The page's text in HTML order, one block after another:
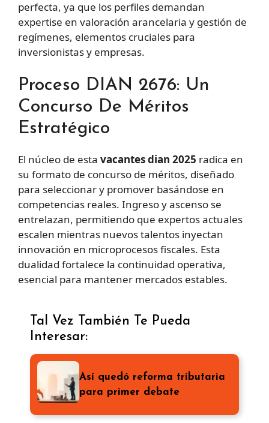
perfecta, ya que los perfiles demandan
expertise en valoración arancelaria y gestión de
regímenes, elementos cruciales para
inversionistas y empresas.
Proceso DIAN 2676: Un
Concurso De Méritos
Estratégico
El núcleo de esta vacantes dian 2025 radica en
su formato de concurso de méritos, diseñado
para seleccionar y promover basándose en
competencias reales. Ingreso y ascenso se
entrelazan, permitiendo que expertos actuales
escalen mientras nuevos talentos inyectan
innovación en microprocesos fiscales. Esta
dualidad fortalece la continuidad operativa,
esencial para mantener mercados estables.
Tal Vez También Te Pueda
Interesar:
Así quedó reforma tributaria
para primer debate